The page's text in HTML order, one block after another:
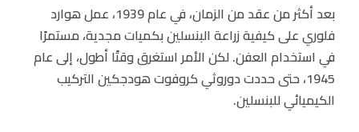
بعد أكثر من عقد من الزمان، في عام 1939، عمل هوارد
فلوري على كيفية زراعة البنسلين بكميات مجدية، مستمرًا
في استخدام العفن. لكن الأمر استغرق وقتًا أطول، إلى عام
1945، حتى حددت دوروثي كروفوت هودجكين التركيب
الكيميائي للبنسلين.